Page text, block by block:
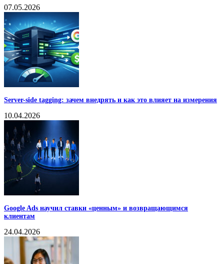
07.05.2026
Server-side tagging: зачем внедрять и как это влияет на измерения
10.04.2026
Google Ads научил ставки «ценным» и возвращающимся
клиентам
24.04.2026